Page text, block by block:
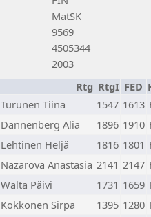
MatSK
9569
4505344
2003
Rtg RtgI FED
Turunen Tiina 1547 1613
Dannenberg Alia 1896 1910
Lehtinen Heljä 1816 1801
Nazarova Anastasia 2141 2147
Walta Päivi 1731 1659
Kokkonen Sirpa 1395 1280